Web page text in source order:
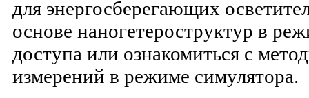
для энергосберегающих
основе наногетероструктур в
доступа или ознакомиться с
измерений в режиме симулятора.